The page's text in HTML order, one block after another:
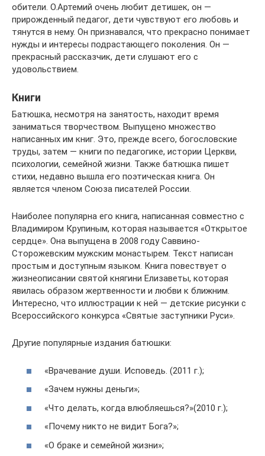
обители. О.Артемий очень любит детишек, он —
прирожденный педагог, дети чувствуют его любовь и
тянутся в нему. Он признавался, что прекрасно понимает
нужды и интересы подрастающего поколения. Он —
прекрасный рассказчик, дети слушают его с
удовольствием.
Книги
Батюшка, несмотря на занятость, находит время
заниматься творчеством. Выпущено множество
написанных им книг. Это, прежде всего, богословские
труды, затем — книги по педагогике, истории Церкви,
психологии, семейной жизни. Также батюшка пишет
стихи, недавно вышла его поэтическая книга. Он
является членом Союза писателей России.
Наиболее популярна его книга, написанная совместно с
Владимиром Крупиным, которая называется «Открытое
сердце». Она выпущена в 2008 году Саввино-
Сторожевским мужским монастырем. Текст написан
простым и доступным языком. Книга повествует о
жизнеописании святой княгини Елизаветы, которая
явилась образом жертвенности и любви к ближним.
Интересно, что иллюстрации к ней — детские рисунки с
Всероссийского конкурса «Святые заступники Руси».
Другие популярные издания батюшки:
«Врачевание души. Исповедь. (2011 г.);
«Зачем нужны деньги»;
«Что делать, когда влюбляешься?»(2010 г.);
«Почему никто не видит Бога?»;
«О браке и семейной жизни»;